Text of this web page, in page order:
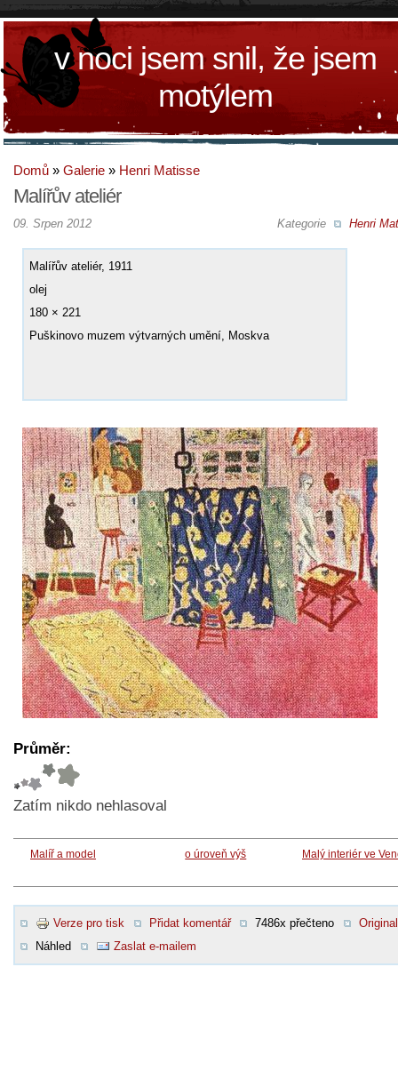
v noci jsem snil, že jsem
motýlem
Domů » Galerie » Henri Matisse
Malířův ateliér
Kategorie Henri
09. Srpen 2012
Malířův ateliér, 1911
olej
180 × 221
Puškinovo muzem výtvarných umění, Moskva
Průměr:
Zatím nikdo nehlasoval
Malíř a model o úroveň výš Malý interiér ve
Verze pro tisk Přidat komentář 7486x přečteno
Original
Náhled
Zaslat e-mailem